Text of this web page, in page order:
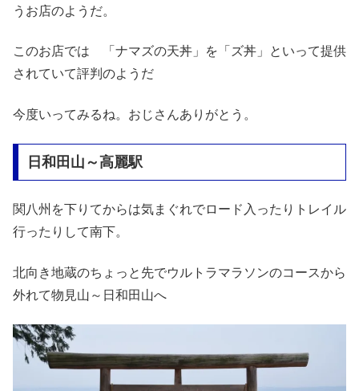
うお店のようだ。
このお店では 「ナマズの天丼」を「ズ丼」といって提供
されていて評判のようだ
今度いってみるね。おじさんありがとう。
日和田山～高麗駅
関八州を下りてからは気まぐれでロード入ったりトレイル
行ったりして南下。
北向き地蔵のちょっと先でウルトラマラソンのコースから
外れて物見山～日和田山へ